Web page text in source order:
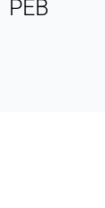
PEB